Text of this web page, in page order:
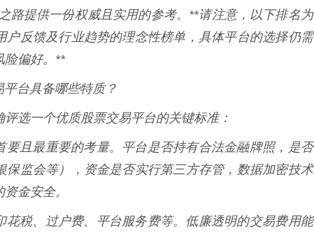
路提供一份权威且实用的参考。**请注意，以下排名为
户反馈及行业趋势的理念性榜单，具体平台的选择仍需
险偏好。**
台具备哪些特质？
选一个优质股票交易平台的关键标准：
要且最重要的考量。平台是否持有合法金融牌照，是否
保监会等），资金是否实行第三方存管，数据加密技术
金安全。
花税、过户费、平台服务费等。低廉透明的交易费用能